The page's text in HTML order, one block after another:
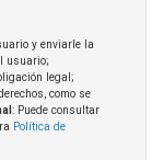
y enviarle la
usuario;
legal;
como se
: Puede consultar
Política de